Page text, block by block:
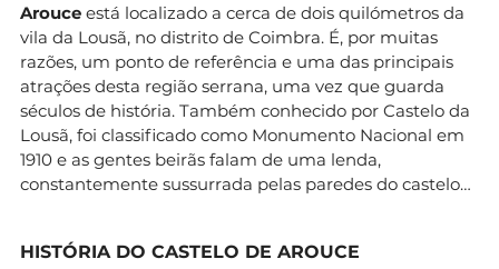
Arouce está localizado a cerca de dois quilómetros da
vila da Lousã, no distrito de Coimbra. É, por muitas
razões, um ponto de referência e uma das principais
atrações desta região serrana, uma vez que guarda
séculos de história. Também conhecido por Castelo da
Lousã, foi classificado como Monumento Nacional em
1910 e as gentes beirãs falam de uma lenda,
constantemente sussurrada pelas paredes do castelo…
HISTÓRIA DO CASTELO DE AROUCE